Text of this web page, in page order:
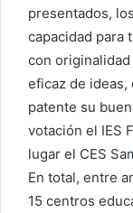
presentados,
capacidad para
con
eficaz de ideas,
patente su
votación el IES
lugar el CES
En total, entre
15 centros